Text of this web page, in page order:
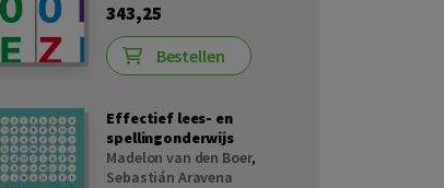
343,25
Bestellen
Effectief lees- en
spellingonderwijs
Madelon van den Boer,
Sebastián Aravena